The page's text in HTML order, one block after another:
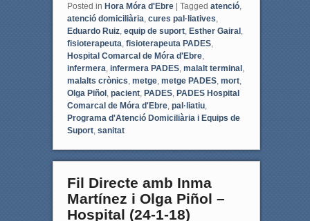
Posted in Hora Móra d'Ebre Tagged atenció,
atenció domiciliària, cures pal·liatives,
Eduardo Ruiz, equip de suport, Esther Gairal ,
fisioterapeuta, fisioterapeuta PADES,
Hospital Comarcal de Móra d'Ebre,
infermera, infermera PADES, malalt terminal ,
malalts crònics, metge, metge PADES, mort,
Olga Piñol , pacient, PADES, PADES Hospital
Comarcal de Móra d'Ebre, pal·liatiu,
Programa d'Atenció Domiciliària i Equips de
Suport, sanitat
Fil Directe amb Inma
Martínez i Olga Piñol –
Hospital (24-1-18)